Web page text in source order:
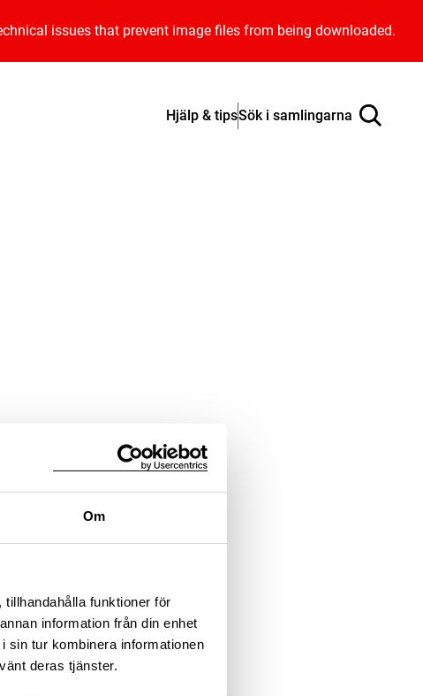
Om
funktioner för
information från din enhet
sin tur kombinera informationen
deras tjänster.
issues that prevent image files from being downloaded.
Hjälp & tipsSök i samlingarna